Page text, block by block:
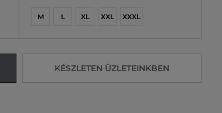
M L XL XXL XXXL
KÉSZLETEN ÜZLETEINKBEN